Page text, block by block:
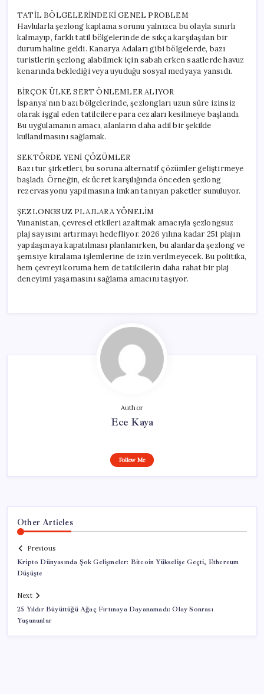
TATİL BÖLGELERİNDEKİ GENEL PROBLEM
Havlularla şezlong kaplama sorunu yalnızca bu olayla sınırlı
kalmayıp, farklı tatil bölgelerinde de sıkça karşılaşılan bir
durum haline geldi. Kanarya Adaları gibi bölgelerde, bazı
turistlerin şezlong alabilmek için sabah erken saatlerde havuz
kenarında beklediği veya uyuduğu sosyal medyaya yansıdı.
BİRÇOK ÜLKE SERT ÖNLEMLER ALIYOR
İspanya’nın bazı bölgelerinde, şezlongları uzun süre izinsiz
olarak işgal eden tatilcilere para cezaları kesilmeye başlandı.
Bu uygulamanın amacı, alanların daha adil bir şekilde
kullanılmasını sağlamak.
SEKTÖRDE YENİ ÇÖZÜMLER
Bazı tur şirketleri, bu soruna alternatif çözümler geliştirmeye
başladı. Örneğin, ek ücret karşılığında önceden şezlong
rezervasyonu yapılmasına imkan tanıyan paketler sunuluyor.
ŞEZLONGSUZ PLAJLARA YÖNELİM
Yunanistan, çevresel etkileri azaltmak amacıyla şezlongsuz
plaj sayısını artırmayı hedefliyor. 2026 yılına kadar 251 plajın
yapılaşmaya kapatılması planlanırken, bu alanlarda şezlong ve
şemsiye kiralama işlemlerine de izin verilmeyecek. Bu politika,
hem çevreyi koruma hem de tatilcilerin daha rahat bir plaj
deneyimi yaşamasını sağlama amacını taşıyor.
Author
Ece Kaya
Follow Me
Other Articles
Previous
Kripto Dünyasında Şok Gelişmeler: Bitcoin Yükselişe Geçti, Ethereum
Düşüşte
Next
25 Yıldır Büyüttüğü Ağaç Fırtınaya Dayanamadı: Olay Sonrası
Yaşananlar